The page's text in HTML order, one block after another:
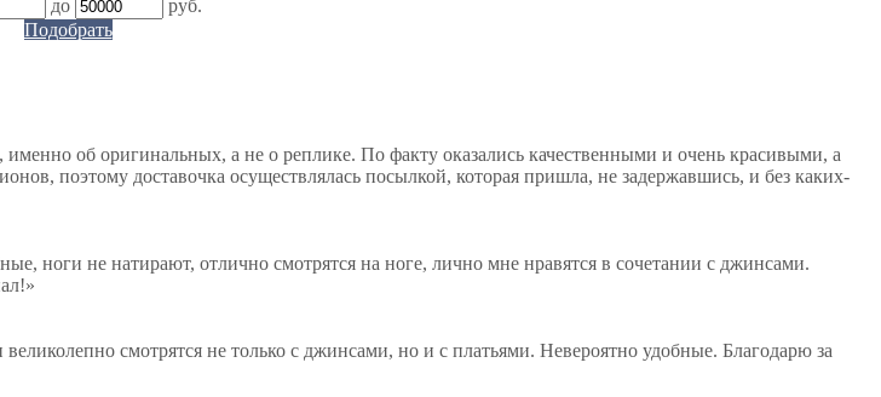
до
руб.
Подобрать
об оригинальных, а не о реплике. По факту оказались качественными и очень красивыми, а
поэтому доставочка осуществлялась посылкой, которая пришла, не задержавшись, и без каких-
ноги не натирают, отлично смотрятся на ноге, лично мне нравятся в сочетании с джинсами.
»
смотрятся не только с джинсами, но и с платьями. Невероятно удобные. Благодарю за